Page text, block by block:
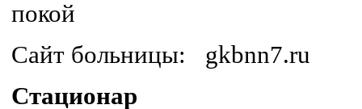
покой
Сайт больницы: gkbnn7.ru
Стационар